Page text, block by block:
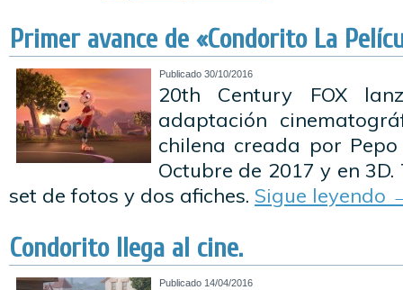
Primer avance de «Condorito La
Publicado 30/10/2016
20th Century FOX
adaptación
chilena creada por
Octubre de 2017 y en
set de fotos y dos afiches. Sigue leyendo
Condorito llega al cine.
Publicado 14/04/2016